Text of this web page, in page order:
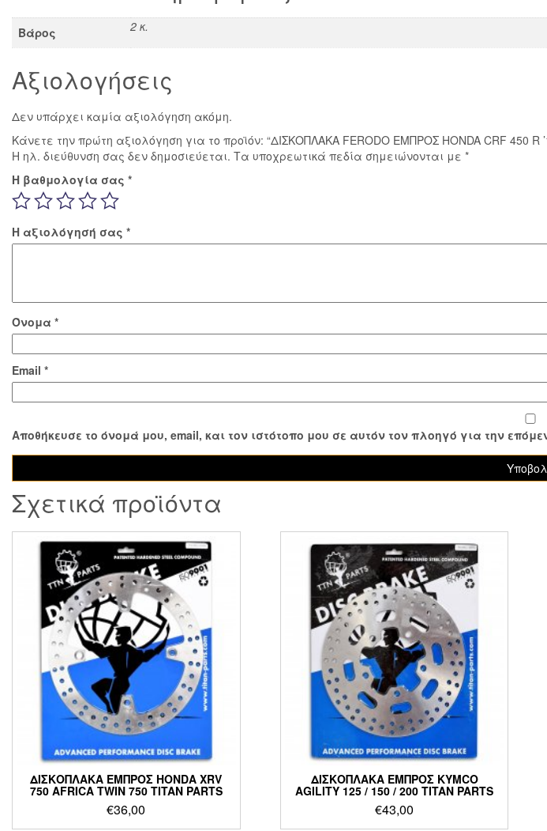
Βάρος 2 κ.
Αξιολογήσεις
Δεν υπάρχει καμία αξιολόγηση ακόμη.
Κάνετε την πρώτη αξιολόγηση για το προϊόν: “ΔΙΣΚΟΠΛΑΚΑ FERODO ΕΜΠΡΟΣ HONDA CRF 450 R
Η ηλ. διεύθυνση σας δεν δημοσιεύεται. Τα υποχρεωτικά πεδία σημειώνονται με *
Η βαθμολογία σας *
Η αξιολόγησή σας *
Όνομα *
Email *
Αποθήκευσε το όνομά μου, email, και τον ιστότοπο μου σε αυτόν τον πλοηγό για την
Σχετικά προϊόντα
ΔΙΣΚΟΠΛΑΚΑ ΕΜΠΡΟΣ HONDA XRV
750 AFRICA TWIN 750 TITAN PARTS
€36,00
ΔΙΣΚΟΠΛΑΚΑ ΕΜΠΡΟΣ KYMCO
AGILITY 125 / 150 / 200 TITAN PARTS
€43,00